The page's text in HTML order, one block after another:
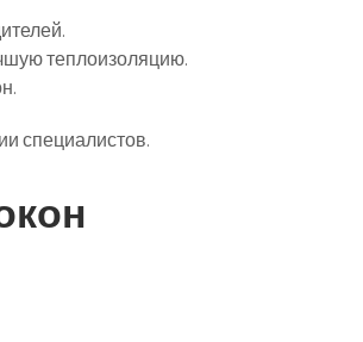
теплоизоляцию.
специалистов.